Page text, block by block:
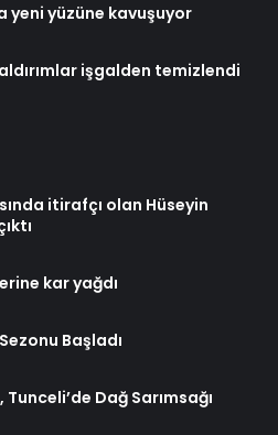
yeni yüzüne kavuşuyor
işgalden temizlendi
itirafçı olan Hüseyin
kar yağdı
Başladı
Dağ Sarımsağı